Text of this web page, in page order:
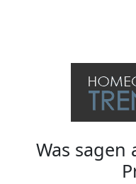
Was sagen